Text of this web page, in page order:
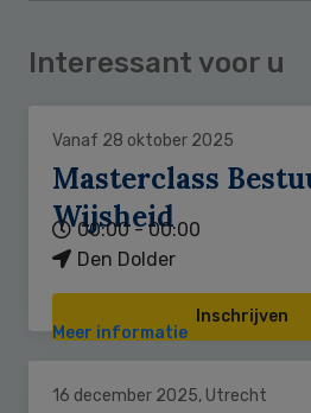
Interessant voor u
Vanaf 28 oktober 2025
Masterclass
Wijsheid
00:00 - 00:00
Den Dolder
Inschrijven
Meer informatie
16 december 2025, Utrecht